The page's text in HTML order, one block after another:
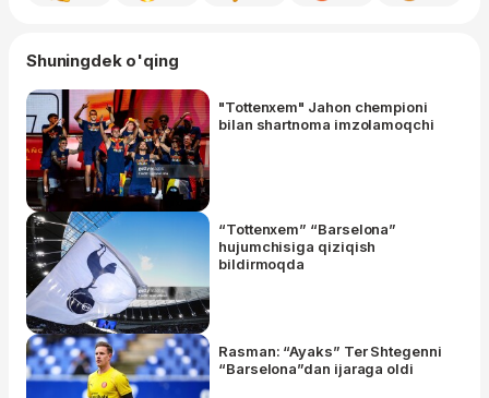
Shuningdek o'qing
"Tottenxem" Jahon chempioni
bilan shartnoma imzolamoqchi
“Tottenxem” “Barselona”
hujumchisiga qiziqish
bildirmoqda
Rasman: “Ayaks” Ter Shtegenni
“Barselona”dan ijaraga oldi